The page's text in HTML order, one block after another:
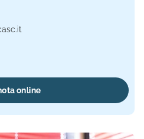
Ecomedica Specialistica
online